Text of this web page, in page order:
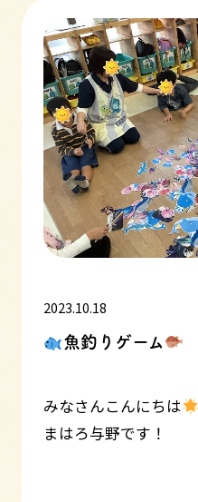
2023.10.18
魚釣りゲーム
みなさんこんにちは
まはろ与野です！